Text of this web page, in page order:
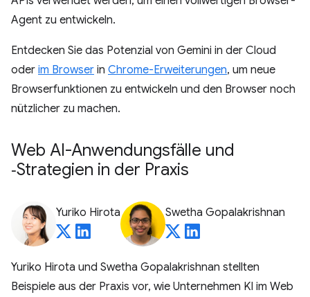
Agent zu entwickeln.
Entdecken Sie das Potenzial von Gemini in der Cloud
oder im Browser in Chrome-Erweiterungen, um neue
Browserfunktionen zu entwickeln und den Browser noch
nützlicher zu machen.
Web AI-Anwendungsfälle und
‑Strategien in der Praxis
Yuriko Hirota Swetha Gopalakrishnan
Yuriko Hirota und Swetha Gopalakrishnan stellten
Beispiele aus der Praxis vor, wie Unternehmen KI im Web